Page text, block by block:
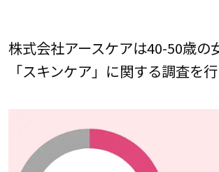
株式会社アースケアは40-50歳の
「スキンケア」に関する調査を行